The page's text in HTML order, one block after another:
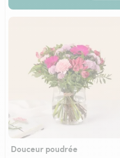
Douceur poudrée